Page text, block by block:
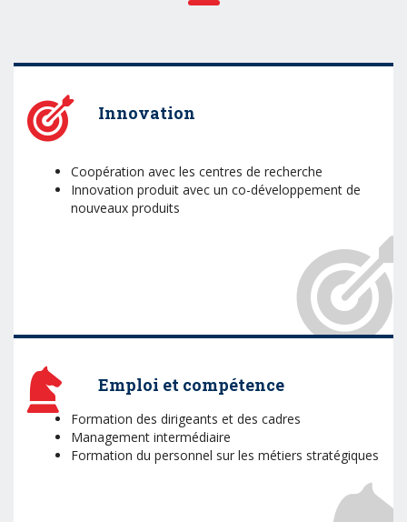
Innovation
Coopération avec les centres de recherche
Innovation produit avec un co-développement de
nouveaux produits
Emploi et compétence
Formation des dirigeants et des cadres
Management intermédiaire
Formation du personnel sur les métiers stratégiques